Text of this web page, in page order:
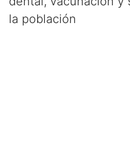
la población